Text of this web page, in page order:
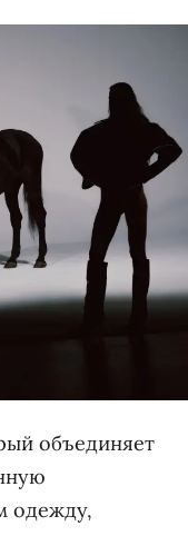
объединяет
одежду,